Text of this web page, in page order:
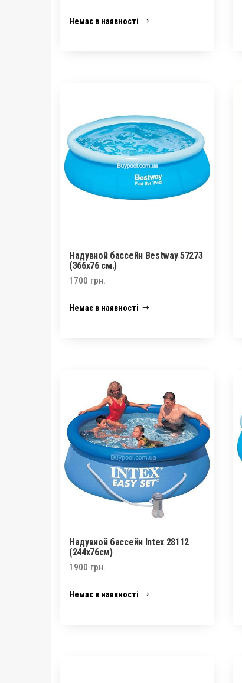
Немає в наявності
Надувной бассейн Bestway 57273
(366х76 см.)
1700 грн.
Немає в наявності
Надувной бассейн Intex 28112
(244х76см)
1900 грн.
Немає в наявності